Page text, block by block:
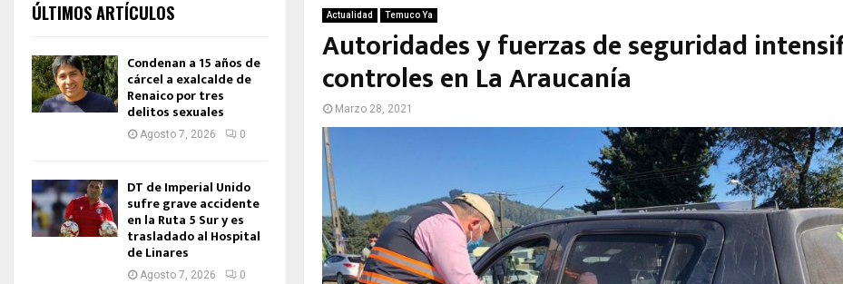
Actualidad Temuco Ya
Autoridades y fuerzas de seguridad
controles en La Araucanía
Marzo 28, 2021
ÚLTIMOS ARTÍCULOS
Condenan a 15 años de
cárcel a exalcalde de
Renaico por tres
delitos sexuales
Agosto 7, 2026 0
DT de Imperial Unido
sufre grave accidente
en la Ruta 5 Sur y es
trasladado al Hospital
de Linares
Agosto 7, 2026 0